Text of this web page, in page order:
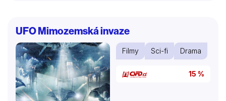
UFO Mimozemská invaze
Filmy Sci-fi Drama
15 %